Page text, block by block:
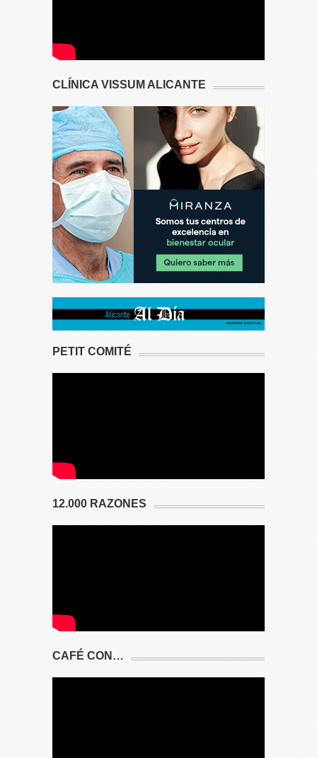
CLÍNICA VISSUM ALICANTE
PETIT COMITÉ
12.000 RAZONES
CAFÉ CON…